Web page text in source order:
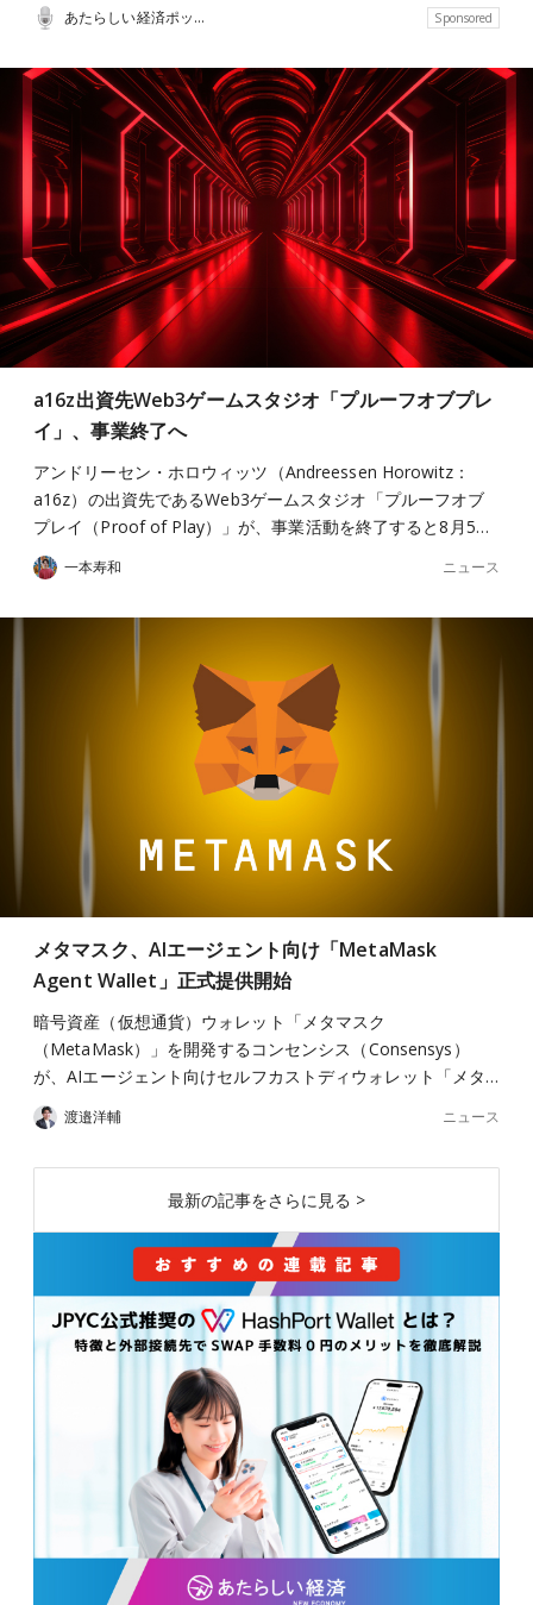
あたらしい経済ポッドキャスト Sponsored
a16z出資先Web3ゲームスタジオ「プルーフオブプレ
イ」、事業終了へ
アンドリーセン・ホロウィッツ（Andreessen Horowitz：
a16z）の出資先であるWeb3ゲームスタジオ「プルーフオブ
プレイ（Proof of Play）」が、事業活動を終了すると8月5…
一本寿和 ニュース
メタマスク、AIエージェント向け「MetaMask
Agent Wallet」正式提供開始
暗号資産（仮想通貨）ウォレット「メタマスク
（MetaMask）」を開発するコンセンシス（Consensys）
が、AIエージェント向けセルフカストディウォレット「メタ…
渡邉洋輔 ニュース
最新の記事をさらに見る >